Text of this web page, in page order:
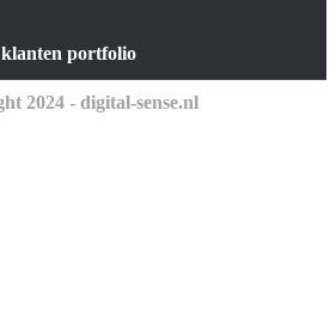
klanten portfolio
2024 - digital-sense.nl